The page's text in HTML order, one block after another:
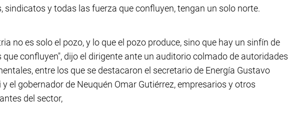
sindicatos y todas las fuerza que confluyen, tengan un solo norte.
no es solo el pozo, y lo que el pozo produce, sino que hay un sinfín de
que confluyen", dijo el dirigente ante un auditorio colmado de autoridades
entre los que se destacaron el secretario de Energía Gustavo
y el gobernador de Neuquén Omar Gutiérrez, empresarios y otros
del sector,